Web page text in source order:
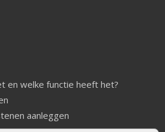
en welke functie heeft het?
aanleggen